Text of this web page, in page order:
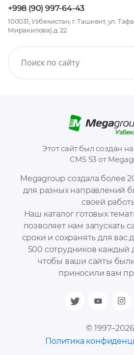
Megagroup создала более
для разных направлений
своей
Наш каталог готовых
позволяет нам запускать
сроки и сохранять для вас
500 сотрудников каждый
чтобы ваши сайты
приносили вам
© 1997–2026
Политика
Этот сайт был создан
CMS S3 от
+998 (90) 997-64-43
100031, Узбекистан, г. Ташкент, ул.
Миракилова) д. 22